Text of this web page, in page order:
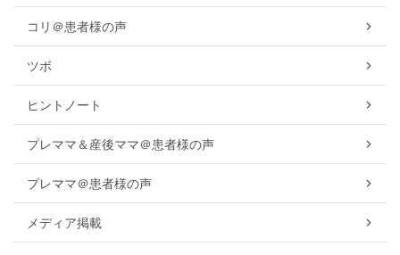
コリ＠患者様の声
ツボ
ヒントノート
プレママ＆産後ママ＠患者様の声
プレママ＠患者様の声
メディア掲載